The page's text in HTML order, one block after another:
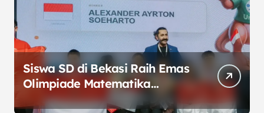
s
i
p
o
s
Siswa SD di Bekasi Raih Emas
Olimpiade Matematika
Internasional di Malaysia